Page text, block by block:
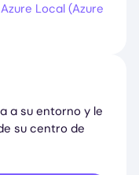
Local (Azure
a su entorno y le
su centro de